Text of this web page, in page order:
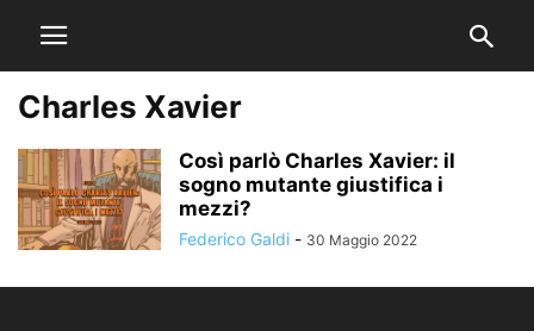
Charles Xavier
Così parlò Charles Xavier: il
sogno mutante giustifica i
mezzi?
Federico Galdi - 30 Maggio 2022